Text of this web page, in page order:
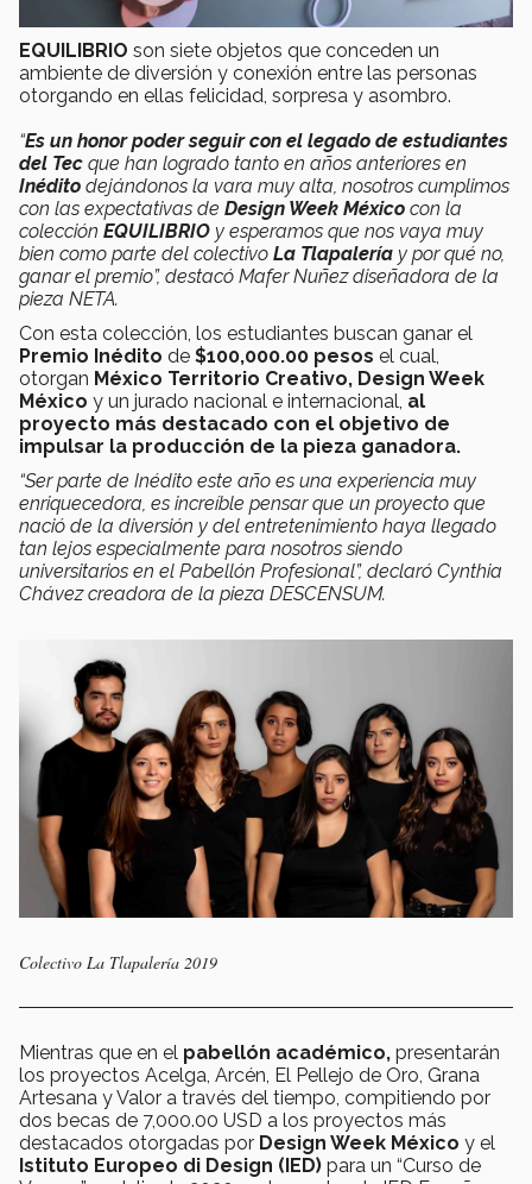
EQUILIBRIO son siete objetos que conceden un
ambiente de diversión y conexión entre las personas
otorgando en ellas felicidad, sorpresa y asombro.
“Es un honor poder seguir con el legado de estudiantes
del Tec que han logrado tanto en años anteriores en
Inédito dejándonos la vara muy alta, nosotros cumplimos
con las expectativas de Design Week México con la
colección EQUILIBRIO y esperamos que nos vaya muy
bien como parte del colectivo La Tlapalería y por qué no,
ganar el premio”, destacó Mafer Nuñez diseñadora de la
pieza NETA.
Con esta colección, los estudiantes buscan ganar el
Premio Inédito de $100,000.00 pesos el cual,
otorgan México Territorio Creativo, Design Week
México y un jurado nacional e internacional, al
proyecto más destacado con el objetivo de
impulsar la producción de la pieza ganadora.
“Ser parte de Inédito este año es una experiencia muy
enriquecedora, es increíble pensar que un proyecto que
nació de la diversión y del entretenimiento haya llegado
tan lejos especialmente para nosotros siendo
universitarios en el Pabellón Profesional”, declaró Cynthia
Chávez creadora de la pieza DESCENSUM.
Colectivo La Tlapalería 2019
Mientras que en el pabellón académico, presentarán
los proyectos Acelga, Arcén, El Pellejo de Oro, Grana
Artesana y Valor a través del tiempo, compitiendo por
dos becas de 7,000.00 USD a los proyectos más
destacados otorgadas por Design Week México y el
Istituto Europeo di Design (IED) para un “Curso de